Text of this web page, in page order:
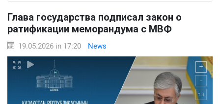
Глава государства подписал закон о
ратификации меморандума с МВФ
19.05.2026 in 17:20 News